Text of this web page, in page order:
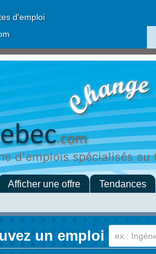
d'emploi
Afficher une offre Tendances
un emploi